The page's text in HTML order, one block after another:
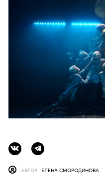
АВТОР ЕЛЕНА СМОРОДИНОВА